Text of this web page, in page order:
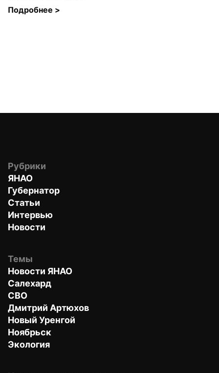
Подробнее >
Рубрики
ЯНАО
Губернатор
Статьи
Интервью
Новости
Темы
Новости ЯНАО
Салехард
СВО
Дмитрий Артюхов
Новый Уренгой
Ноябрьск
Экология